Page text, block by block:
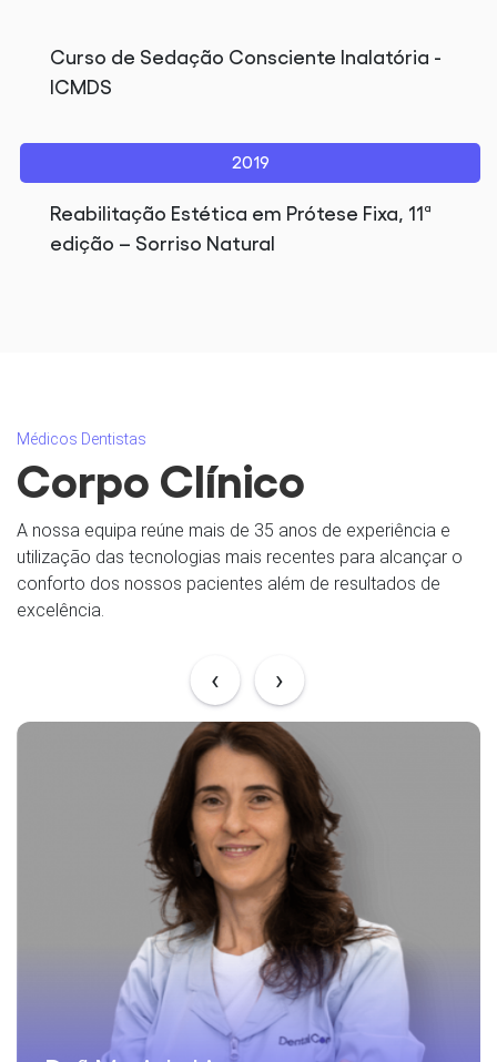
Curso de Sedação Consciente Inalatória -
ICMDS
2019
Reabilitação Estética em Prótese Fixa, 11ª
edição – Sorriso Natural
Médicos Dentistas
Corpo Clínico
A nossa equipa reúne mais de 35 anos de experiência e
utilização das tecnologias mais recentes para alcançar o
conforto dos nossos pacientes além de resultados de
excelência.
‹ ›